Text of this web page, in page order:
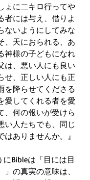
ょに二キロ行ってや
者には与え、借りよ
ないようにしてみな
、天におられる、あ
神様の子どもになれ
は、悪い人にも良い
せ、正しい人にも正
を降らせてくださる
愛してくれる者を愛
、何の報いが受けら
い人たちでも、同じ
はありませんか。』
にBibleは「目には目
」の真実の意味は、